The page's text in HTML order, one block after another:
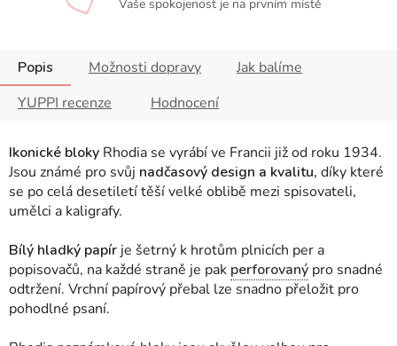
Vaše spokojenost je na prvním místě
Popis Možnosti dopravy
Jak balíme
YUPPI recenze
Hodnocení
Ikonické bloky Rhodia se vyrábí ve Francii již od roku 1934.
Jsou známé pro svůj nadčasový design a kvalitu, díky které
se po celá desetiletí těší velké oblibě mezi spisovateli,
umělci a kaligrafy.
Bílý hladký papír je šetrný k hrotům plnicích per a
popisovačů, na každé straně je pak perforovaný pro snadné
odtržení. Vrchní papírový přebal lze snadno přeložit pro
pohodlné psaní.